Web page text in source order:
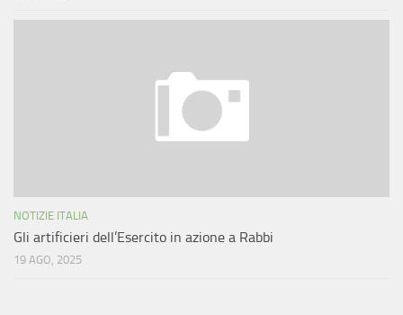
NOTIZIE ITALIA
Gli artificieri dell’Esercito in azione a Rabbi
19 AGO, 2025